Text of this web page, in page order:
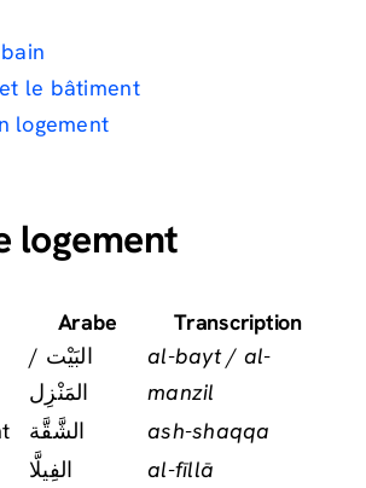
le bâtiment
logement
logement
Arabe
Transcription
البَيْت /
المَنْزِل
al-bayt / al-
manzil
الشَّقَّة
ash-shaqqa
الفِيلَّا
al-fīllā